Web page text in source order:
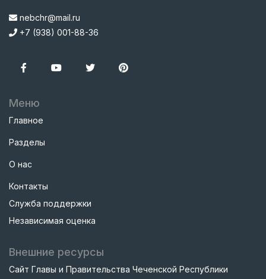
nebchr@mail.ru
+7 (938) 001-88-36
Меню
Главное
Разделы
О нас
Контакты
Служба поддержки
Независимая оценка
Внешние ресурсы
Сайт Главы и Правительства Чеченской Республики